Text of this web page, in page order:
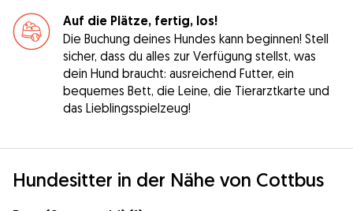
Auf die Plätze, fertig, los!
Die Buchung deines Hundes kann beginnen! Stell
sicher, dass du alles zur Verfügung stellst, was
dein Hund braucht: ausreichend Futter, ein
bequemes Bett, die Leine, die Tierarztkarte und
das Lieblingsspielzeug!
Hundesitter in der Nähe von Cottbus